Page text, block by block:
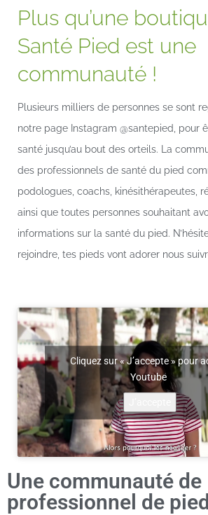
Plus qu’une
Santé Pied est une
communauté !
Plusieurs milliers de personnes se sont
notre page Instagram @santepied, pour
santé jusqu’au bout des orteils. La
des professionnels de santé du pied
podologues, coachs, kinésithérapeutes,
ainsi que toutes personnes souhaitant
informations sur la santé du pied.
rejoindre, tes pieds vont adorer nous
Cliquez sur « J’accepte » pour
Youtube
Une communauté de
professionnel de